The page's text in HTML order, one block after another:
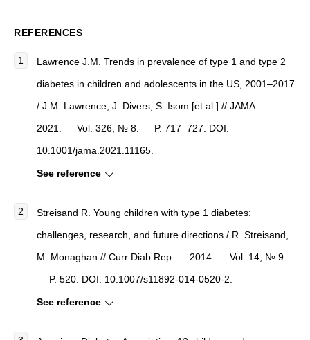
REFERENCES
Lawrence J.M. Trends in prevalence of type 1 and type 2
diabetes in children and adolescents in the US, 2001–2017
/ J.M. Lawrence, J. Divers, S. Isom [et al.] // JAMA. —
2021. — Vol. 326, № 8. — P. 717–727. DOI:
10.1001/jama.2021.11165.
See reference
Streisand R. Young children with type 1 diabetes:
challenges, research, and future directions / R. Streisand,
M. Monaghan // Curr Diab Rep. — 2014. — Vol. 14, № 9.
— P. 520. DOI: 10.1007/s11892-014-0520-2.
See reference